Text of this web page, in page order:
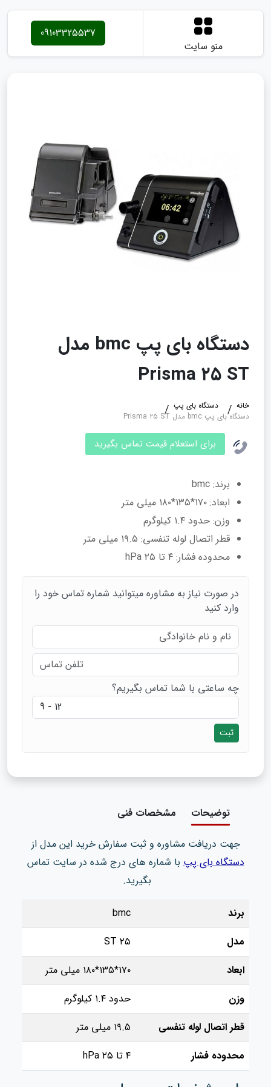
منو سایت
09103325537
دستگاه بای پپ bmc مدل
Prisma ۲۵ ST
خانه
دستگاه بای پپ
دستگاه بای پپ bmc مدل Prisma ۲۵ ST
برای استعلام قیمت تماس بگیرید
برند: bmc
ابعاد: ۱۷۰*۱۳۵*۱۸۰ میلی متر
وزن: حدود ۱.۴ کیلوگرم
قطر اتصال لوله تنفسی: ۱۹.۵ میلی متر
محدوده فشار: ۴ تا ۲۵ hPa
در صورت نیاز به مشاوره میتوانید شماره تماس خود را
وارد کنید
چه ساعتی با شما تماس بگیریم؟
ثبت
توضیحات مشخصات فنی
جهت دریافت مشاوره و ثبت سفارش خرید این مدل از
دستگاه بای پپبا شماره های درج شده در سایت تماس
بگیرید.
برند
bmc
مدل
۲۵ ST
ابعاد
۱۷۰*۱۳۵*۱۸۰ میلی متر
وزن
حدود ۱.۴ کیلوگرم
قطر اتصال لوله تنفسی
۱۹.۵ میلی متر
محدوده فشار
۴ تا ۲۵ hPa